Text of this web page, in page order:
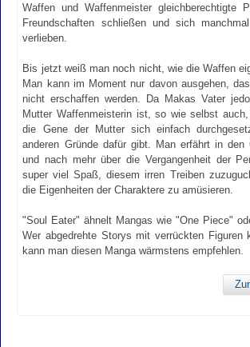
Waffen und Waffenmeister gleichberechtigte
Freundschaften schließen und sich
verlieben.
Bis jetzt weiß man noch nicht, wie die Waffen
Man kann im Moment nur davon ausgehen,
nicht erschaffen werden. Da Makas Vater
Mutter Waffenmeisterin ist, so wie selbst
die Gene der Mutter sich einfach
anderen Gründe dafür gibt. Man erfährt in den
und nach mehr über die Vergangenheit der
super viel Spaß, diesem irren Treiben
die Eigenheiten der Charaktere zu amüsieren.
"Soul Eater" ähnelt Mangas wie "One Piece"
Wer abgedrehte Storys mit verrückten Figuren
kann man diesen Manga wärmstens empfehlen.